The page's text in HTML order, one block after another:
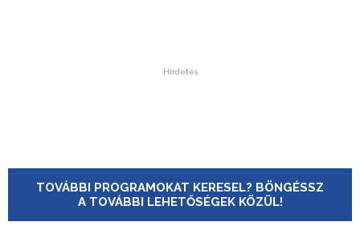
Hirdetés
TOVÁBBI PROGRAMOKAT KERESEL? BÖNGÉSSZ
A TOVÁBBI LEHETŐSÉGEK KÖZÜL!